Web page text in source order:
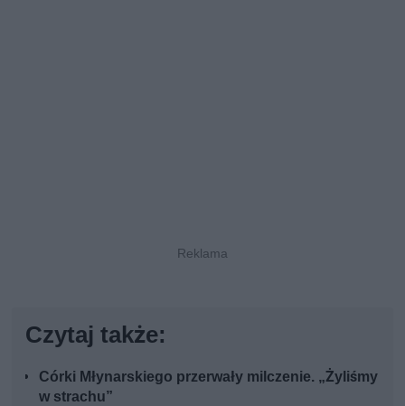
Czytaj także:
Córki Młynarskiego przerwały milczenie. „Żyliśmy
w strachu”